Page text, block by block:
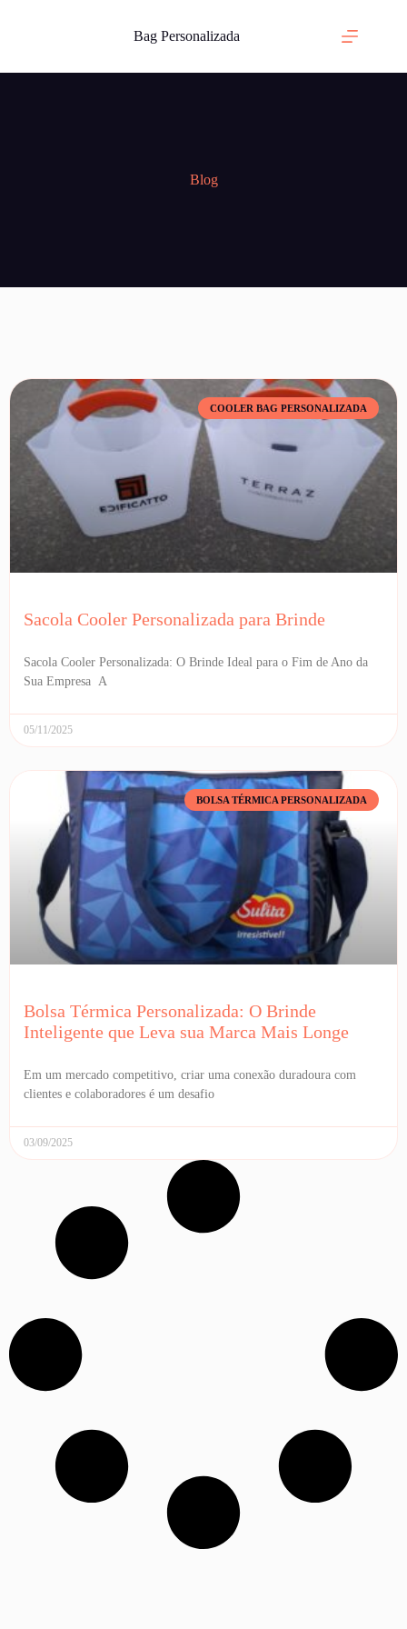
Bag Personalizada
Blog
COOLER BAG PERSONALIZADA
Sacola Cooler Personalizada para Brinde
Sacola Cooler Personalizada: O Brinde Ideal para o Fim de Ano da
Sua Empresa A
05/11/2025
BOLSA TÉRMICA PERSONALIZADA
Bolsa Térmica Personalizada: O Brinde
Inteligente que Leva sua Marca Mais Longe
Em um mercado competitivo, criar uma conexão duradoura com
clientes e colaboradores é um desafio
03/09/2025